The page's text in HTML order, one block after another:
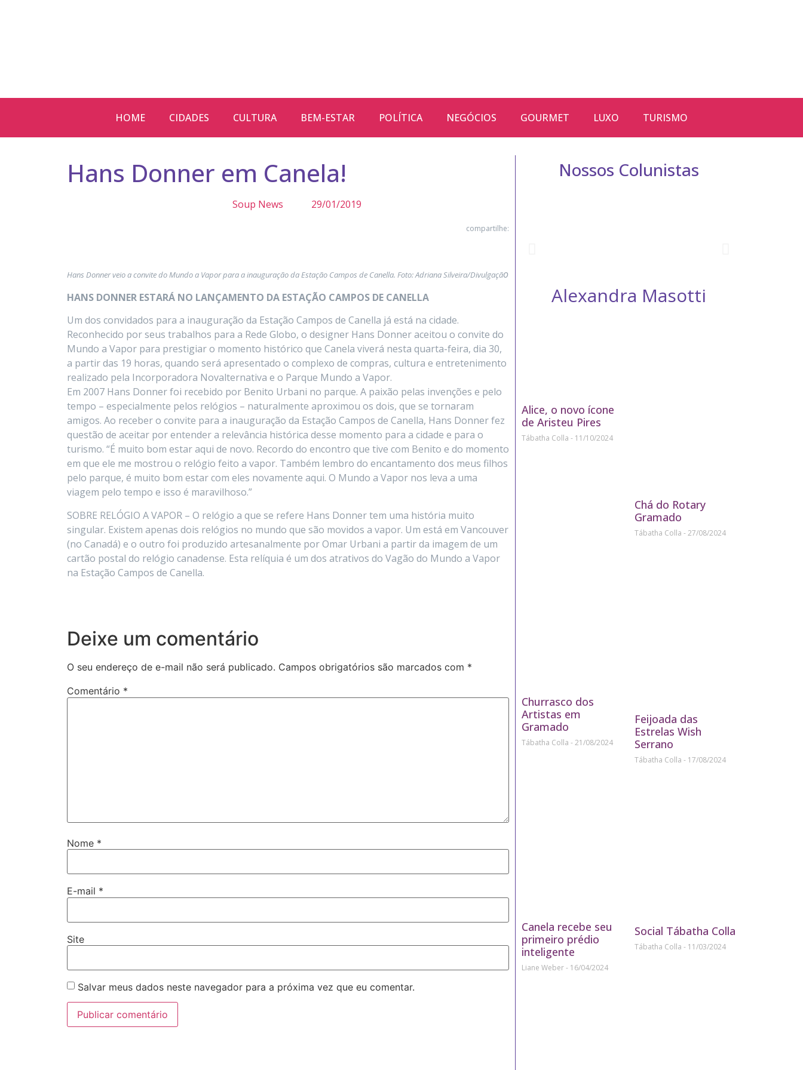
HOME CIDADES CULTURA BEM-ESTAR POLÍTICA NEGÓCIOS GOURMET LUXO TURISMO
Hans Donner em Canela!
Soup News 29/01/2019
compartilhe:
Hans Donner veio a convite do Mundo a Vapor para a inauguração da Estação Campos de Canella. Foto:Adriana Silveira/Divulgação
HANS DONNER ESTARÁ NO LANÇAMENTO DA ESTAÇÃO CAMPOS DE CANELLA
Um dos convidados para a inauguração da Estação Campos de Canella já está na cidade.
Reconhecido por seus trabalhos para a Rede Globo, o designer Hans Donner aceitou o convite do
Mundo a Vapor para prestigiar o momento histórico que Canela viverá nesta quarta-feira, dia 30,
a partir das 19 horas, quando será apresentado o complexo de compras, cultura e entretenimento
realizado pela Incorporadora Novalternativa e o Parque Mundo a Vapor.
Em 2007 Hans Donner foi recebido por Benito Urbani no parque. A paixão pelas invenções e pelo
tempo – especialmente pelos relógios – naturalmente aproximou os dois, que se tornaram
amigos. Ao receber o convite para a inauguração da Estação Campos de Canella, Hans Donner fez
questão de aceitar por entender a relevância histórica desse momento para a cidade e para o
turismo. “É muito bom estar aqui de novo. Recordo do encontro que tive com Benito e do momento
em que ele me mostrou o relógio feito a vapor. Também lembro do encantamento dos meus filhos
pelo parque, é muito bom estar com eles novamente aqui. O Mundo a Vapor nos leva a uma
viagem pelo tempo e isso é maravilhoso.”
SOBRE RELÓGIO A VAPOR – O relógio a que se refere Hans Donner tem uma história muito
singular. Existem apenas dois relógios no mundo que são movidos a vapor. Um está em Vancouver
(no Canadá) e o outro foi produzido artesanalmente por Omar Urbani a partir da imagem de um
cartão postal do relógio canadense. Esta relíquia é um dos atrativos do Vagão do Mundo a Vapor
na Estação Campos de Canella.
Deixe um comentário
O seu endereço de e-mail não será publicado. Campos obrigatórios são marcados com *
Comentário *
Nome *
E-mail *
Site
Salvar meus dados neste navegador para a próxima vez que eu comentar.
Nossos Colunistas
Alexandra Masotti
Alice, o novo ícone
de Aristeu Pires
Tábatha Colla 11/10/2024
Chá do Rotary
Gramado
Tábatha Colla 27/08/2024
Churrasco dos
Artistas em
Gramado
Tábatha Colla 21/08/2024
Feijoada das
Estrelas Wish
Serrano
Tábatha Colla 17/08/2024
Canela recebe seu
primeiro prédio
inteligente
Liane Weber 16/04/2024
Social Tábatha Colla
Tábatha Colla 11/03/2024